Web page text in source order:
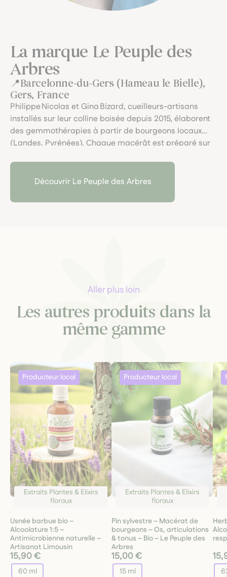
La marque Le Peuple des
Arbres
Barcelonne-du-Gers (Hameau le Bielle),
Gers, France
Philippe Nicolas et Gina Bizard, cueilleurs-artisans
installés sur leur colline boisée depuis 2015, élaborent
des gemmothérapies à partir de bourgeons locaux
(Landes, Pyrénées). Chaque macérât est préparé sur
miel, dans une approche vibratoire et respectueuse,
en dialogue avec "le peuple des arbres".
Découvrir Le Peuple des Arbres
Aller plus loin
Les autres produits dans la
même gamme
Extraits Plantes & Elixirs
floraux
Usnée barbue bio –
Alcoolature 1:5 –
Antimicrobienne naturelle –
Artisanat Limousin
15,90 €
60 ml
Extraits Plantes & Elixirs
floraux
Pin sylvestre – Macérat de
bourgeons – Os, articulations
& tonus – Bio – Le Peuple des
Arbres
15,00 €
15 ml